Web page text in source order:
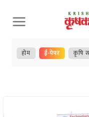
Skip
to
content
होम ई-पेपर कृषि